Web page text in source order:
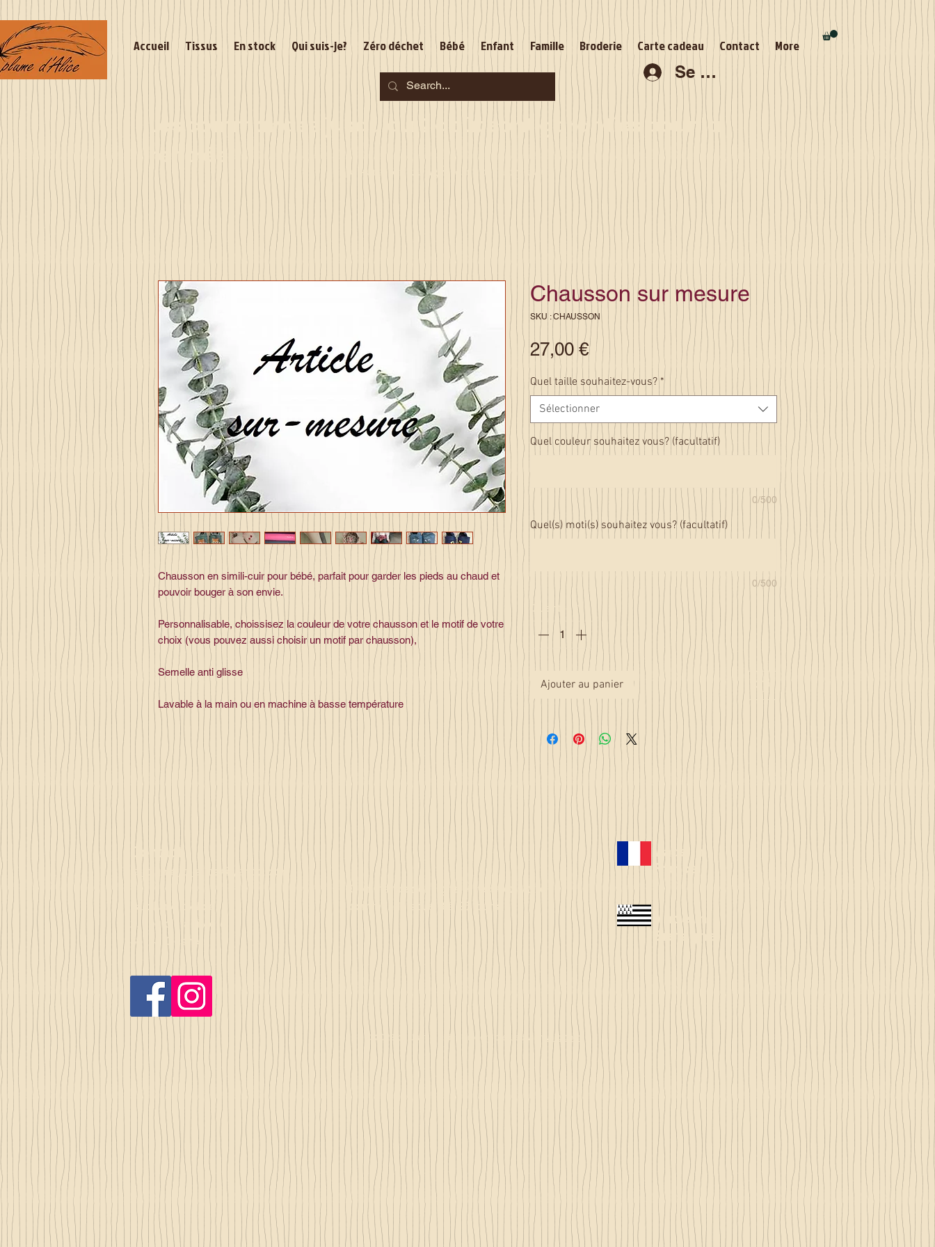
Accueil Tissus En stock Qui suis-je? Zéro déchet Bébé Enfant Famille Broderie Carte cadeau Contact More
Se connecter
Les commandes jusqu'au 2 août sont garanties pour la
rentrée
Je serai en congés du 10 au 23 août
Chausson en simili-cuir pour bébé, parfait pour garder les pieds au chaud et
pouvoir bouger à son envie.
Personnalisable, choissisez la couleur de votre chausson et le motif de votre
choix (vous pouvez aussi choisir un motif par chausson),
Semelle anti glisse
Lavable à la main ou en machine à basse température
Chausson sur mesure
SKU : CHAUSSON
27,00 €Prix
Quel taille souhaitez-vous? *
Sélectionner
Quel couleur souhaitez vous? (facultatif)
0/500
Quel(s) moti(s) souhaitez vous? (facultatif)
0/500
Quantité *
Ajouter au panier
Contact
la_plume_d_alice@yahoo.com
La plume d'Alice
2, lieu dit la rivière
35140 Gosné
Commandez en ligne et recevez votre
commande sous 3 à 25 jours
Made in
France
Made in
Bretagne
© 2023 by Just 4 Kids. Proudly created with Wix.com